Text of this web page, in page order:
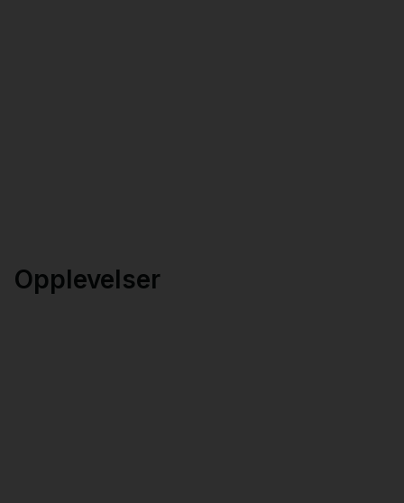
Opplevelser